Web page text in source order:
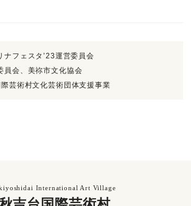
ナフェスタ’23運営委員会
員会、美祢市文化協会
芸術村文化芸術団体支援事業
International Art Village